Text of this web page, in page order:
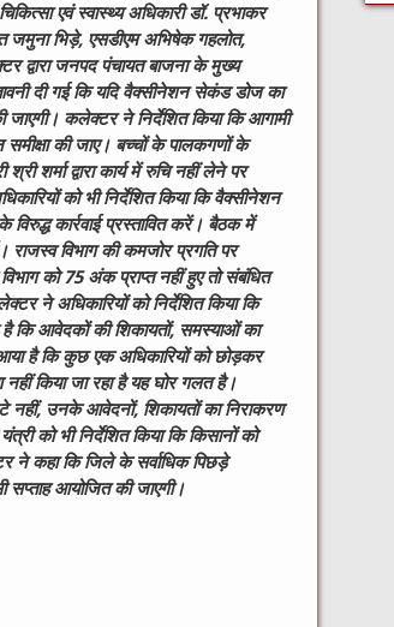
एवं स्वास्थ्य अधिकारी डॉ. प्रभाकर
जमुना भिड़े, एसडीएम अभिषेक गहलोत,
द्वारा जनपद पंचायत बाजना के मुख्य
दी गई कि यदि वैक्सीनेशन सेकंड डोज का
जाएगी। कलेक्टर ने निर्देशित किया कि आगामी
की जाए। बच्चों के पालकगणों के
शर्मा द्वारा कार्य में रुचि नहीं लेने पर
को भी निर्देशित किया कि वैक्सीनेशन
विरुद्ध कार्रवाई प्रस्तावित करें। बैठक में
राजस्व विभाग की कमजोर प्रगति पर
को 75 अंक प्राप्त नहीं हुए तो संबंधित
ने अधिकारियों को निर्देशित किया कि
है कि आवेदकों की शिकायतों, समस्याओं का
है कि कुछ एक अधिकारियों को छोड़कर
किया जा रहा है यह घोर गलत है।
नहीं, उनके आवेदनों, शिकायतों का निराकरण
को भी निर्देशित किया कि किसानों को
ने कहा कि जिले के सर्वाधिक पिछड़े
सप्ताह आयोजित की जाएगी।